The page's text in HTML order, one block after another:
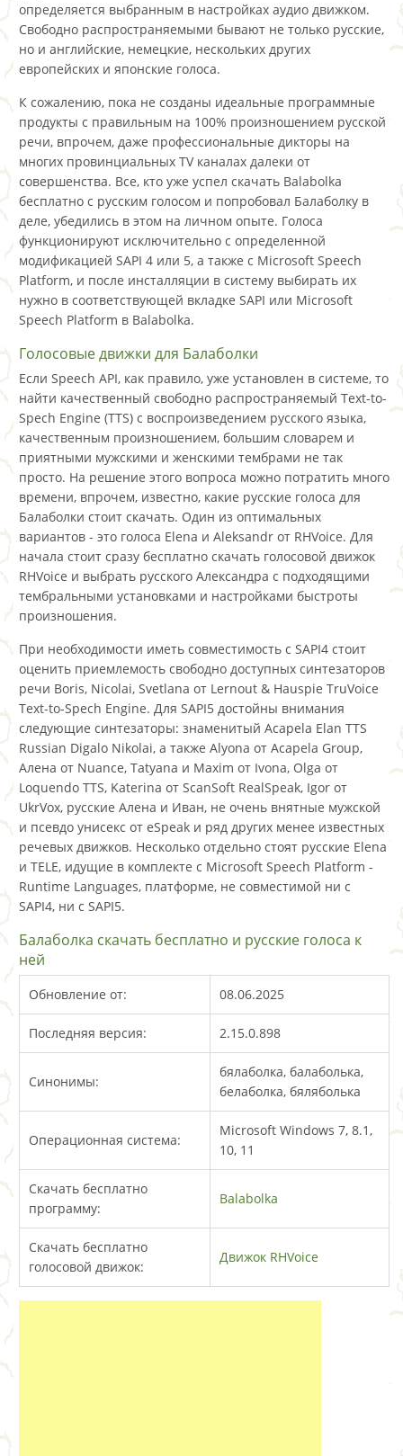
определяется выбранным в настройках аудио движком.
Свободно распространяемыми бывают не только русские,
но и английские, немецкие, нескольких других
европейских и японские голоса.
К сожалению, пока не созданы идеальные программные
продукты с правильным на 100% произношением русской
речи, впрочем, даже профессиональные дикторы на
многих провинциальных TV каналах далеки от
совершенства. Все, кто уже успел скачать Balabolka
бесплатно с русским голосом и попробовал Балаболку в
деле, убедились в этом на личном опыте. Голоса
функционируют исключительно с определенной
модификацией SAPI 4 или 5, а также с Microsoft Speech
Platform, и после инсталляции в систему выбирать их
нужно в соответствующей вкладке SAPI или Microsoft
Speech Platform в Balabolka.
Голосовые движки для Балаболки
Если Speech API, как правило, уже установлен в системе, то
найти качественный свободно распространяемый Text-to-
Spech Engine (TTS) с воспроизведением русского языка,
качественным произношением, большим словарем и
приятными мужскими и женскими тембрами не так
просто. На решение этого вопроса можно потратить много
времени, впрочем, известно, какие русские голоса для
Балаболки стоит скачать. Один из оптимальных
вариантов - это голоса Elena и Aleksandr от RHVoice. Для
начала стоит сразу бесплатно скачать голосовой движок
RHVoice и выбрать русского Александра с подходящими
тембральными установками и настройками быстроты
произношения.
При необходимости иметь совместимость с SAPI4 стоит
оценить приемлемость свободно доступных синтезаторов
речи Boris, Nicolai, Svetlana от Lernout & Hauspie TruVoice
Text-to-Spech Engine. Для SAPI5 достойны внимания
следующие синтезаторы: знаменитый Acapela Elan TTS
Russian Digalo Nikolai, а также Alyona от Acapela Group,
Алена от Nuance, Tatyana и Maxim от Ivona, Olga от
Loquendo TTS, Katerina от ScanSoft RealSpeak, Igor от
UkrVox, русские Алена и Иван, не очень внятные мужской
и псевдо унисекс от eSpeak и ряд других менее известных
речевых движков. Несколько отдельно стоят русские Elena
и TELE, идущие в комплекте с Microsoft Speech Platform -
Runtime Languages, платформе, не совместимой ни с
SAPI4, ни с SAPI5.
Балаболка скачать бесплатно и русские голоса к
ней
Обновление от: 08.06.2025
Последняя версия: 2.15.0.898
Синонимы:
бялаболка, балаболька,
белаболка, бяляболька
Операционная система:
Microsoft Windows 7, 8.1,
10, 11
Скачать бесплатно
программу:
Balabolka
Скачать бесплатно
голосовой движок:
Движок RHVoice